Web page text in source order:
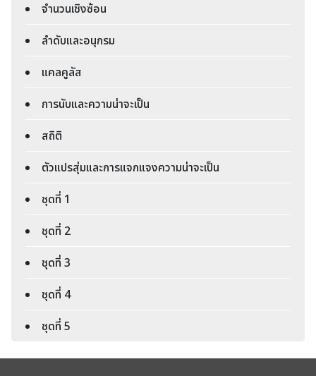
จำนวนเชิงซ้อน
ลำดับและอนุกรม
แคลคูลัส
การนับและความน่าจะเป็น
สถิติ
ตัวแปรสุ่มและการแจกแจงความน่าจะเป็น
ชุดที่ 1
ชุดที่ 2
ชุุดที่ 3
ชุดที่ 4
ชุดที่ 5